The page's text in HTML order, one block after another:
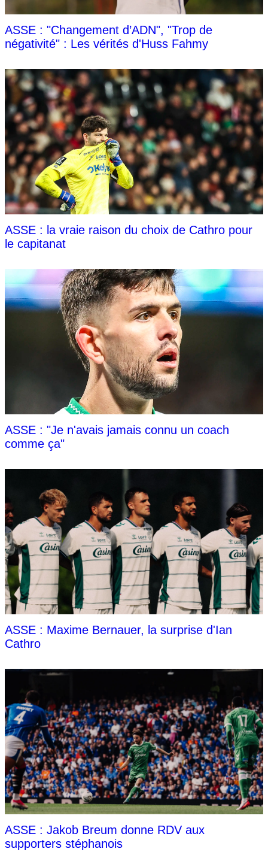
ASSE : "Changement d’ADN", "Trop de
négativité" : Les vérités d'Huss Fahmy
ASSE : la vraie raison du choix de Cathro pour
le capitanat
ASSE : "Je n'avais jamais connu un coach
comme ça"
ASSE : Maxime Bernauer, la surprise d'Ian
Cathro
ASSE : Jakob Breum donne RDV aux
supporters stéphanois